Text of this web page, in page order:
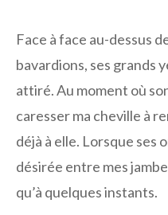
Face à face au-dessus
bavardions, ses grands
attiré. Au moment où
caresser ma cheville à
déjà à elle. Lorsque
désirée entre mes
qu’à quelques instants.